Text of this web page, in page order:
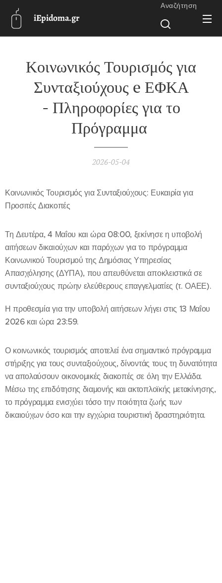
iEpidoma.gr
Αναζήτηση
Κοινωνικός Τουρισμός για
Συνταξιούχους e ΕΦΚΑ
- Πληροφορίες για το
Πρόγραμμα
2026-05-04
Κοινωνικός Τουρισμός για Συνταξιούχους: Ευκαιρία για
Προσιτές Διακοπές
Τη Δευτέρα, 4 Μαΐου και ώρα 08:00, ξεκίνησε η υποβολή
αιτήσεων δικαιούχων και παρόχων για το πρόγραμμα
Κοινωνικού Τουρισμού της Δημόσιας Υπηρεσίας
Απασχόλησης (ΔΥΠΑ), που απευθύνεται αποκλειστικά σε
συνταξιούχους πρώην ελεύθερους επαγγελματίες (τ. ΟΑΕΕ).
Η προθεσμία για την υποβολή αιτήσεων λήγει στις 13 Μαΐου
2026 και ώρα 23:59.
Ο κοινωνικός τουρισμός αποτελεί ένα σημαντικό πρόγραμμα
στήριξης για τους συνταξιούχους, δίνοντάς τους τη δυνατότητα
να απολαύσουν οικονομικές διακοπές σε όλη την Ελλάδα.
Μέσω της επιδότησης διαμονής και ακτοπλοϊκής μετακίνησης,
το πρόγραμμα ενισχύει τόσο την ποιότητα ζωής των
δικαιούχων όσο και την εγχώρια τουριστική δραστηριότητα.